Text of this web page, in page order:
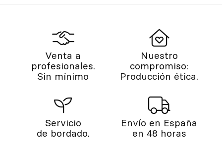
Venta a
profesionales.
Sin mínimo
Nuestro
compromiso:
Producción ética.
Servicio
de bordado.
Envío en España
en 48 horas